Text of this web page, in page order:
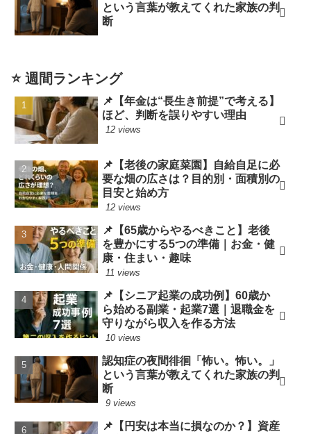
という言葉が教えてくれた家族の判
断
⭐ 週間ランキング
📌【年金は“長生き前提”で考える】
ほど、判断を誤りやすい理由
12 views
📌【老後の家庭菜園】自給自足に必
要な畑の広さは？目的別・面積別の
目安と始め方
12 views
📌【65歳からやるべきこと】老後
を豊かにする5つの準備｜お金・健
康・住まい・趣味
11 views
📌【シニア起業の成功例】60歳か
ら始める副業・起業7選｜退職金を
守りながら収入を作る方法
10 views
認知症の夜間徘徊「怖い。怖い。」
という言葉が教えてくれた家族の判
断
9 views
📌【円安は本当に損なのか？】資産